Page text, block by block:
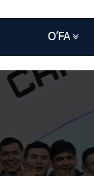
O’FA